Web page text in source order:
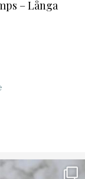
– Långa